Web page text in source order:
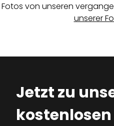
Fotos von unseren
unserer
Jetzt zu